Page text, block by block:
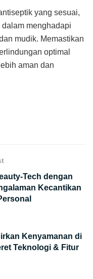
yang sesuai,
menghadapi
mudik. Memastikan
optimal
aman dan
Tech dengan
Kecantikan
Kenyamanan di
Teknologi & Fitur